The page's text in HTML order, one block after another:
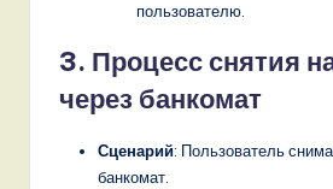
пользователю.
3. Процесс снятия
через банкомат
Сценарий: Пользователь
банкомат.